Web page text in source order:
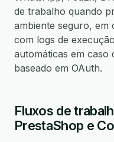
de trabalho quando
ambiente seguro, em
com logs de
automáticas em caso
baseado em OAuth.
Fluxos de
PrestaShop e